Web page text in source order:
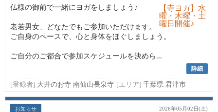
仏様の御前で一緒にヨガをしましょう♪
老若男女、どなたでもご参加いただけます。
ご自身のペースで、心と身体をほぐしましょう。
ご自分のご都合で参加スケジュールを決めら...
詳細
[登録者] 大井のお寺 南仙山長泉寺 [エリア] 千葉県 君津市
お知らせ 2026年05月02日(土)